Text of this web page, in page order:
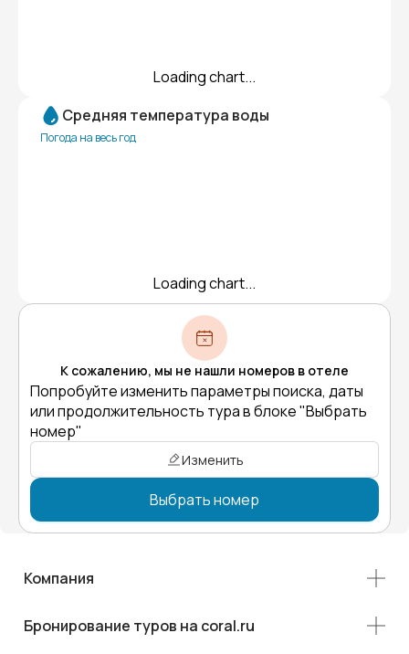
Loading chart...
Средняя температура воды
Погода на весь год
Loading chart...
К сожалению, мы не нашли номеров в отеле
Попробуйте изменить параметры поиска, даты
или продолжительность тура в блоке "Выбрать
номер"
Изменить
Выбрать номер
Компания
Бронирование туров на coral.ru